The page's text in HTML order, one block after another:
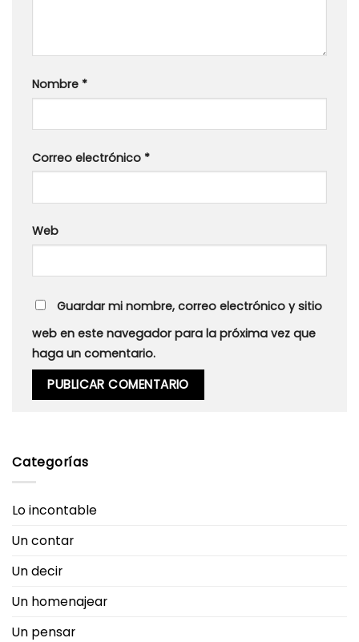
Nombre *
Correo electrónico *
Web
Guardar mi nombre, correo electrónico y sitio
web en este navegador para la próxima vez que
haga un comentario.
Categorías
Lo incontable
Un contar
Un decir
Un homenajear
Un pensar